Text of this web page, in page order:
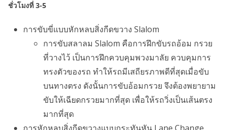
ชั่วโมงที่ 3-5
การขับขี่แบบหักหลบสิ่งกีดขวาง Slalom
การขับสลาลม Slalom คือการฝึกขับรถอ้อม กรวย
ที่วางไว้ เป็นการฝึกควบคุมพวงมาลัย ควบคุมการ
ทรงตัวของรถ ทำให้รถมีเสถียรภาพดีที่สุดเมื่อขับ
บนทางตรง ดังนั้นการขับอ้อมกรวย จึงต้องพยายาม
ขับให้เฉียดกรวยมากที่สุด เพื่อให้รถวิ่งเป็นเส้นตรง
มากที่สุด